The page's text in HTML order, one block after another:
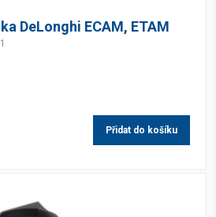
DeLonghi ECAM, ETAM
Přidat do košíku